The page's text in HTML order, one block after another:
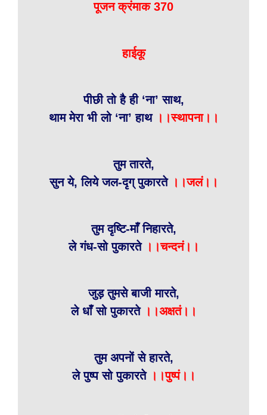
पूजन क्रंमाक 370
हाईकू
पीछी तो है ही ‘ना’ साथ,
थाम मेरा भी लो ‘ना’ हाथ।।स्थापना।।
तुम तारते,
सुन ये, लिये जल-दृग् पुकारते।।जलं।।
तुम दृष्टि-माँ निहारते,
ले गंध-सो पुकारते।।चन्दनं।।
जुड़ तुमसे बाजी मारते,
ले धाँ सो पुकारते ।।अक्षतं।।
तुम अपनों से हारते,
ले पुष्प सो पुकारते।।पुष्पं।।